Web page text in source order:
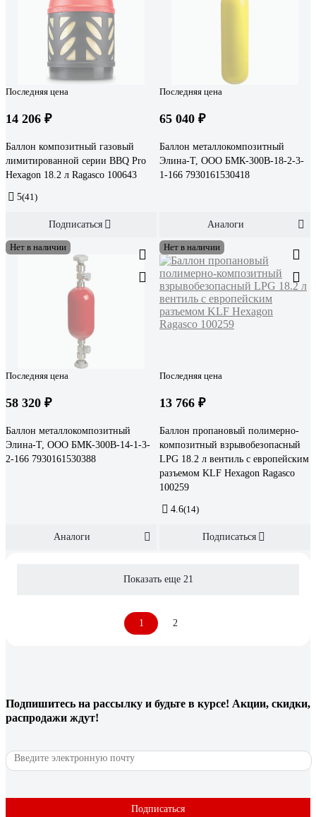
Последняя цена
14 206 ₽
Баллон композитный газовый
лимитированной серии BBQ Pro
Hexagon 18.2 л Ragasco 100643
5(41)
Подписаться
Последняя цена
65 040 ₽
Баллон металлокомпозитный
Элина-Т, ООО БМК-300В-18-2-3-
1-166 7930161530418
Аналоги
Нет в наличии
Последняя цена
58 320 ₽
Баллон металлокомпозитный
Элина-Т, ООО БМК-300В-14-1-3-
2-166 7930161530388
Аналоги
Нет в наличии
Последняя цена
13 766 ₽
Баллон пропановый полимерно-
композитный взрывобезопасный
LPG 18.2 л вентиль с европейским
разъемом KLF Hexagon Ragasco
100259
4.6(14)
Подписаться
Показать еще 21
1 2
Подпишитесь на рассылку и будьте в курсе! Акции, скидки,
распродажи ждут!
Подписаться